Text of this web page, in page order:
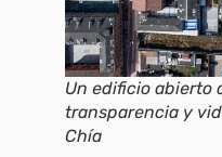
Un edificio abierto
transparencia y
Chía